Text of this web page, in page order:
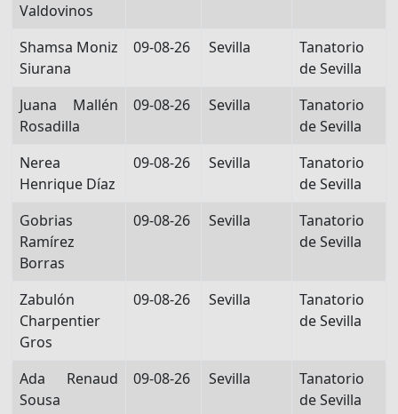
Valdovinos
Shamsa Moniz
Siurana
09-08-26 Sevilla
Tanatorio
de Sevilla
Juana Mallén
Rosadilla
09-08-26 Sevilla
Tanatorio
de Sevilla
Nerea
Henrique Díaz
09-08-26 Sevilla
Tanatorio
de Sevilla
Gobrias
Ramírez
Borras
09-08-26 Sevilla
Tanatorio
de Sevilla
Zabulón
Charpentier
Gros
09-08-26 Sevilla
Tanatorio
de Sevilla
Ada Renaud
Sousa
09-08-26 Sevilla
Tanatorio
de Sevilla